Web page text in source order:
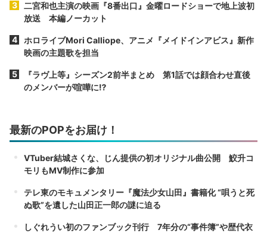
二宮和也主演の映画『8番出口』金曜ロードショーで地上波初
放送 本編ノーカット
ホロライブMori Calliope、アニメ『メイドインアビス』新作
映画の主題歌を担当
『ラヴ上等』シーズン2前半まとめ 第1話では顔合わせ直後
のメンバーが喧嘩に⁉︎
最新のPOPをお届け！
VTuber結城さくな、じん提供の初オリジナル曲公開 鮫升コ
モリもMV制作に参加
テレ東のモキュメンタリー『魔法少女山田』書籍化 “唄うと死
ぬ歌”を遺した山田正一郎の謎に迫る
しぐれうい初のファンブック刊行 7年分の“事件簿”や歴代衣